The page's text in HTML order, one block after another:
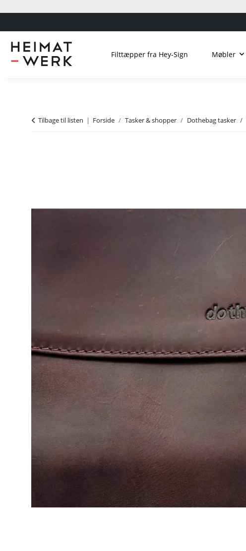
Filttæpper fra Hey-Sign Møbler
Tilbage til listen Forside Tasker & shopper Dothebag tasker